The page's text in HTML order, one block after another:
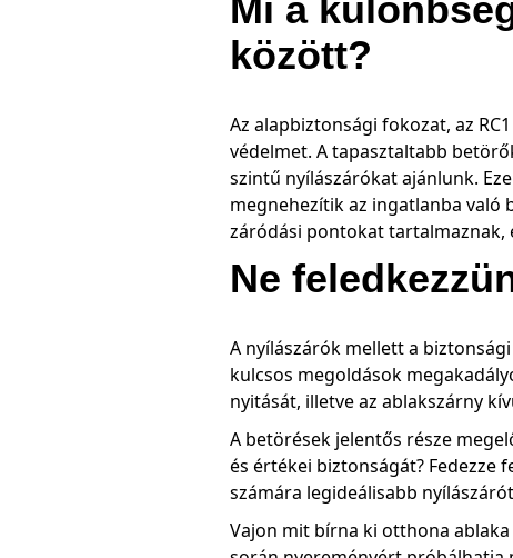
Mi a
között?
Az alapbiztonsági fokozat, az
védelmet. A tapasztaltabb
szintű nyílászárókat ajánlunk.
megnehezítik az ingatlanba
záródási pontokat tartalmaznak,
Ne
A nyílászárók mellett a
kulcsos megoldások
nyitását, illetve az ablakszárny
A betörések jelentős része
és értékei biztonságát? Fedezze
számára legideálisabb
Vajon mit bírna ki otthona